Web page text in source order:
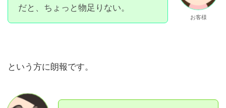
だと、ちょっと物足りない。
お客様
という方に朗報です。